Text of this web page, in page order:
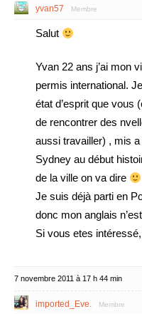
yvan57 Membre
Salut
Yvan 22 ans j’ai mon
permis international.
état d’esprit que vous
de rencontrer des
aussi travailler) , mis
Sydney au début
de la ville on va dire
Je suis déjà parti en
donc mon anglais
Si vous etes
7 novembre 2011 à 17 h 44 min
imported_Eve. Membre